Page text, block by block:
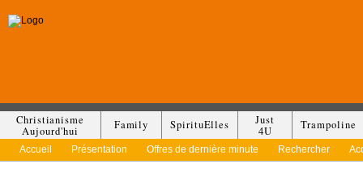
Christianisme
Aujourd'hui
Family SpirituElles
Just
4U
Trampoline
Accueil Présentation Offres de dernière minute Rechercher